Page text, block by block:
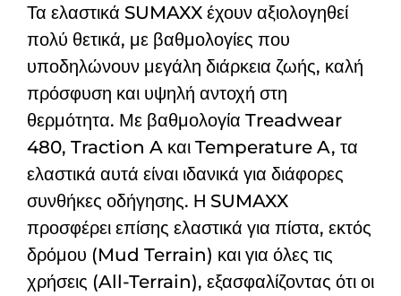
Τα ελαστικά SUMAXX έχουν αξιολογηθεί
πολύ θετικά, με βαθμολογίες που
υποδηλώνουν μεγάλη διάρκεια ζωής, καλή
πρόσφυση και υψηλή αντοχή στη
θερμότητα. Με βαθμολογία Treadwear
480, Traction A και Temperature A, τα
ελαστικά αυτά είναι ιδανικά για διάφορες
συνθήκες οδήγησης. Η SUMAXX
προσφέρει επίσης ελαστικά για πίστα, εκτός
δρόμου (Mud Terrain) και για όλες τις
χρήσεις (All-Terrain), εξασφαλίζοντας ότι οι